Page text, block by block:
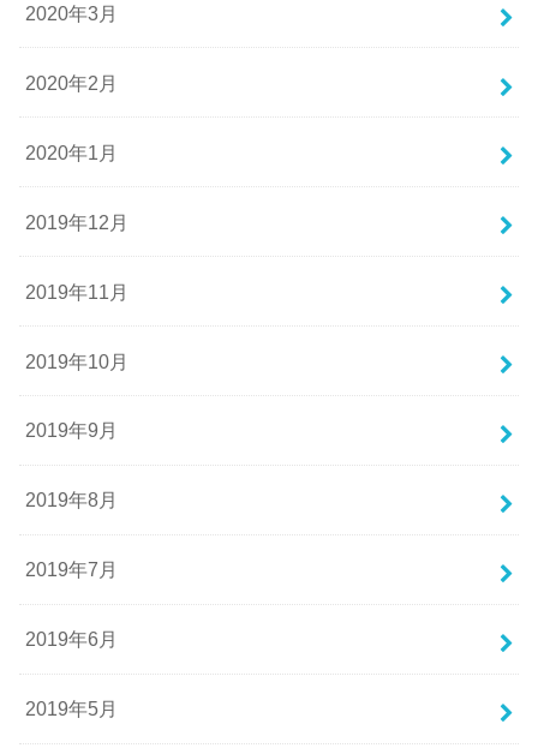
2020年3月
2020年2月
2020年1月
2019年12月
2019年11月
2019年10月
2019年9月
2019年8月
2019年7月
2019年6月
2019年5月